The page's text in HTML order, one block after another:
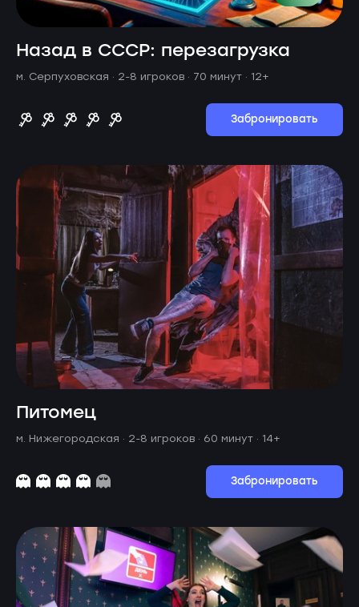
Назад в СССР: перезагрузка
м. Серпуховская · 2-8 игроков · 70 минут · 12+
Забронировать
Питомец
м. Нижегородская · 2-8 игроков · 60 минут · 14+
Забронировать